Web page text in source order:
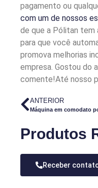
pagamento ou
com um de nossos
de que a Pólitan tem
para que você
promova melhorias
empresa. Gostou do
comente!Até nosso
ANTERIOR
Produtos
Receber